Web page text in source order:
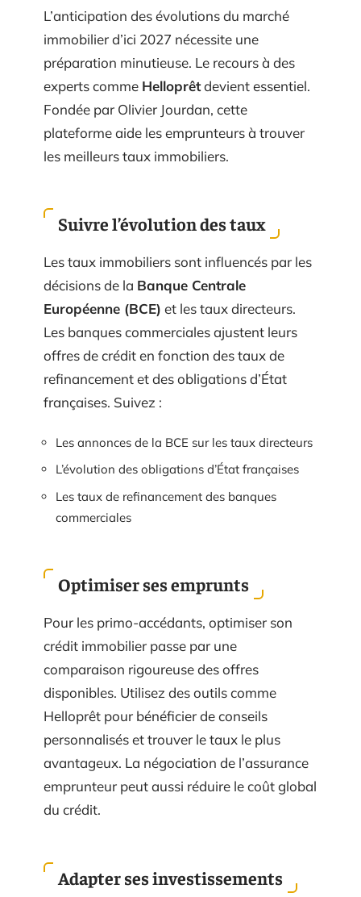
L’anticipation des évolutions du marché
immobilier d’ici 2027 nécessite une
préparation minutieuse. Le recours à des
experts comme Helloprêtdevient essentiel.
Fondée par Olivier Jourdan, cette
plateforme aide les emprunteurs à trouver
les meilleurs taux immobiliers.
Suivre l’évolution des taux
Les taux immobiliers sont influencés par les
décisions de la Banque Centrale
Européenne (BCE) et les taux directeurs.
Les banques commerciales ajustent leurs
offres de crédit en fonction des taux de
refinancement et des obligations d’État
françaises. Suivez :
Les annonces de la BCE sur les taux directeurs
L’évolution des obligations d’État françaises
Les taux de refinancement des banques
commerciales
Optimiser ses emprunts
Pour les primo-accédants, optimiser son
crédit immobilier passe par une
comparaison rigoureuse des offres
disponibles. Utilisez des outils comme
Helloprêt pour bénéficier de conseils
personnalisés et trouver le taux le plus
avantageux. La négociation de l’assurance
emprunteur peut aussi réduire le coût global
du crédit.
Adapter ses investissements